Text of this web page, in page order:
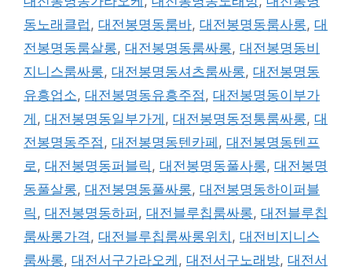
동노래클럽 , 대전봉명동룸바, 대전봉명동룸사롱, 대
전봉명동룸살롱, 대전봉명동룸싸롱, 대전봉명동비
지니스룸싸롱, 대전봉명동셔츠룸싸롱, 대전봉명동
유흥업소, 대전봉명동유흥주점 , 대전봉명동이부가
게 , 대전봉명동일부가게 , 대전봉명동정통룸싸롱, 대
전봉명동주점 , 대전봉명동텐카페 , 대전봉명동텐프
로 , 대전봉명동퍼블릭 , 대전봉명동풀사롱, 대전봉명
동풀살롱, 대전봉명동풀싸롱, 대전봉명동하이퍼블
릭 , 대전봉명동하퍼 , 대전블루칩룸싸롱, 대전블루칩
룸싸롱가격 , 대전블루칩룸싸롱위치 , 대전비지니스
룸싸롱, 대전서구가라오케 , 대전서구노래방, 대전서